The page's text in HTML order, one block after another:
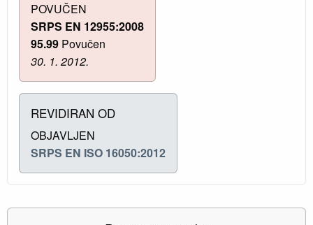
POVUČEN
SRPS EN 12955:2008
95.99 Povučen
30. 1. 2012.
REVIDIRAN OD
OBJAVLJEN
SRPS EN ISO 16050:2012